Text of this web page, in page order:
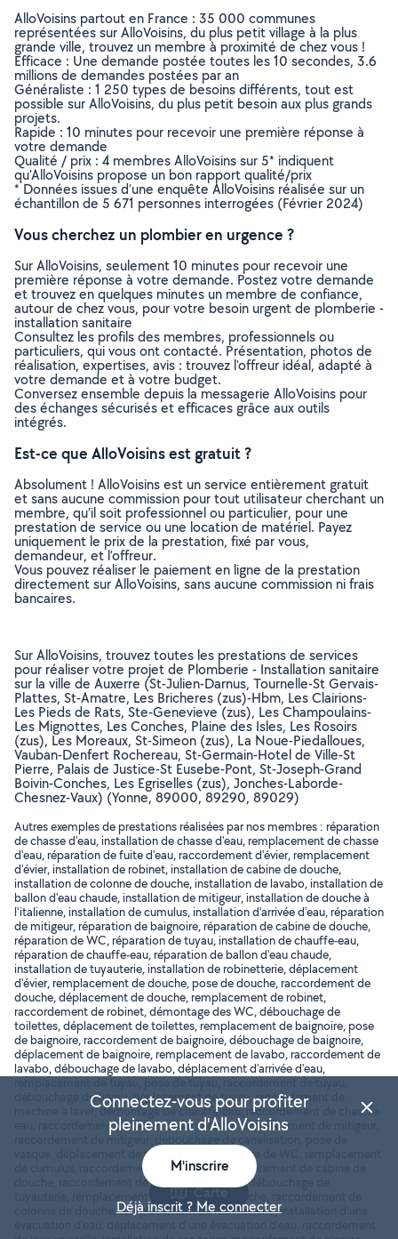
AlloVoisins partout en France : 35 000 communes
représentées sur AlloVoisins, du plus petit village à la plus
grande ville, trouvez un membre à proximité de chez vous !
Efficace : Une demande postée toutes les 10 secondes, 3.6
millions de demandes postées par an
Généraliste : 1 250 types de besoins différents, tout est
possible sur AlloVoisins, du plus petit besoin aux plus grands
projets.
Rapide : 10 minutes pour recevoir une première réponse à
votre demande
Qualité / prix : 4 membres AlloVoisins sur 5* indiquent
qu’AlloVoisins propose un bon rapport qualité/prix
* Données issues d’une enquête AlloVoisins réalisée sur un
échantillon de 5 671 personnes interrogées (Février 2024)
Vous cherchez un plombier en urgence ?
Sur AlloVoisins, seulement 10 minutes pour recevoir une
première réponse à votre demande. Postez votre demande
et trouvez en quelques minutes un membre de confiance,
autour de chez vous, pour votre besoin urgent de plomberie -
installation sanitaire
Consultez les profils des membres, professionnels ou
particuliers, qui vous ont contacté. Présentation, photos de
réalisation, expertises, avis : trouvez l'offreur idéal, adapté à
votre demande et à votre budget.
Conversez ensemble depuis la messagerie AlloVoisins pour
des échanges sécurisés et efficaces grâce aux outils
intégrés.
Est-ce que AlloVoisins est gratuit ?
Absolument ! AlloVoisins est un service entièrement gratuit
et sans aucune commission pour tout utilisateur cherchant un
membre, qu’il soit professionnel ou particulier, pour une
prestation de service ou une location de matériel. Payez
uniquement le prix de la prestation, fixé par vous,
demandeur, et l’offreur.
Vous pouvez réaliser le paiement en ligne de la prestation
directement sur AlloVoisins, sans aucune commission ni frais
bancaires.
Sur AlloVoisins, trouvez toutes les prestations de services
pour réaliser votre projet de Plomberie - Installation sanitaire
sur la ville de Auxerre (St-Julien-Darnus, Tournelle-St Gervais-
Plattes, St-Amatre, Les Bricheres (zus)-Hbm, Les Clairions-
Les Pieds de Rats, Ste-Genevieve (zus), Les Champoulains-
Les Mignottes, Les Conches, Plaine des Isles, Les Rosoirs
(zus), Les Moreaux, St-Simeon (zus), La Noue-Piedalloues,
Vauban-Denfert Rochereau, St-Germain-Hotel de Ville-St
Pierre, Palais de Justice-St Eusebe-Pont, St-Joseph-Grand
Boivin-Conches, Les Egriselles (zus), Jonches-Laborde-
Chesnez-Vaux) (Yonne, 89000, 89290, 89029)
Autres exemples de prestations réalisées par nos membres : réparation
de chasse d'eau, installation de chasse d'eau, remplacement de chasse
d'eau, réparation de fuite d'eau, raccordement d'évier, remplacement
d'évier, installation de robinet, installation de cabine de douche,
installation de colonne de douche, installation de lavabo, installation de
ballon d'eau chaude, installation de mitigeur, installation de douche à
l'italienne, installation de cumulus, installation d'arrivée d'eau, réparation
de mitigeur, réparation de baignoire, réparation de cabine de douche,
réparation de WC, réparation de tuyau, installation de chauffe-eau,
réparation de chauffe-eau, réparation de ballon d'eau chaude,
installation de tuyauterie, installation de robinetterie, déplacement
d'évier, remplacement de douche, pose de douche, raccordement de
douche, déplacement de douche, remplacement de robinet,
raccordement de robinet, démontage des WC, débouchage de
toilettes, déplacement de toilettes, remplacement de baignoire, pose
de baignoire, raccordement de baignoire, débouchage de baignoire,
déplacement de baignoire, remplacement de lavabo, raccordement de
lavabo, débouchage de lavabo, déplacement d'arrivée d'eau,
débouchage de tuyau, déplacement de tuyau, raccordement de
machine à laver, démontage de chauffe-eau, raccordement de chauffe-
eau, raccordement de ballon d'eau chaude, remplacement de mitigeur,
raccordement de mitigeur, débouchage de canalisation, pose de
vasque, déplacement de radiateur, débouchage de WC, remplacement
de cumulus, raccordement de cumulus, remplacement de cabine de
douche, raccordement de cabine de douche, débouchage de
colonne de douche, remplacement de robinetterie, installation d'une
Carte
Connectez-vous pour profiter
pleinement d'AlloVoisins
M'inscrire
Déjà inscrit ? Me connecter